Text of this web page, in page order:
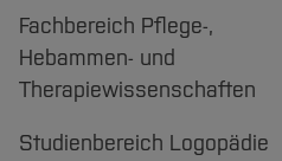
Fachbereich Pflege-,
Hebammen- und
Therapiewissenschaften
Studienbereich Logopädie